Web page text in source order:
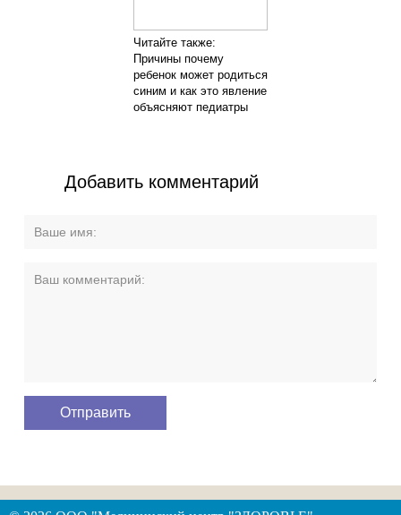
Читайте также:
Причины почему
ребенок может родиться
синим и как это явление
объясняют педиатры
Добавить комментарий